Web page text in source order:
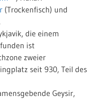
(Trockenfisch) und
die einem
ist
zweier
seit 930, Teil des
Geysir,